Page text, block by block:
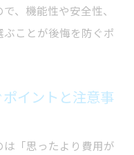
、機能性や安全性、
ことが後悔を防ぐポ
イントと注意事
「思ったより費用が